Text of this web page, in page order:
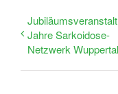
Jahre Sarkoidose-
Netzwerk Wuppertal